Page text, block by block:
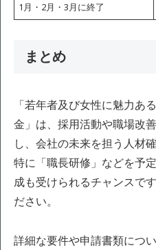
1月・2月・3月に終了
まとめ
「若年者及び女性に魅力あ
金」は、採用活動や職場改
し、会社の未来を担う人材
特に「職長研修」などを予
成も受けられるチャンスで
ださい。
詳細な要件や申請書類につ